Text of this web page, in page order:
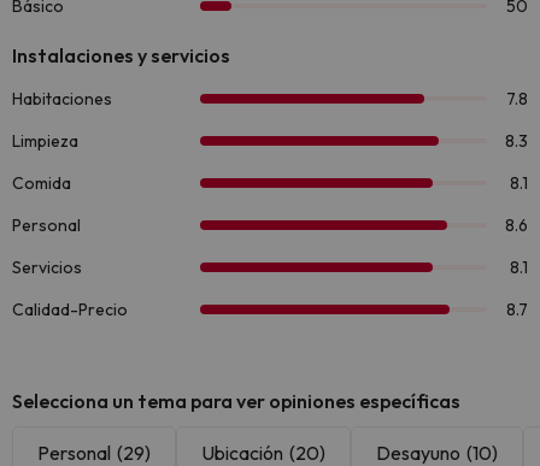
Selecciona un tema para ver opiniones específicas
Personal (29) Ubicación (20) Desayuno (10)